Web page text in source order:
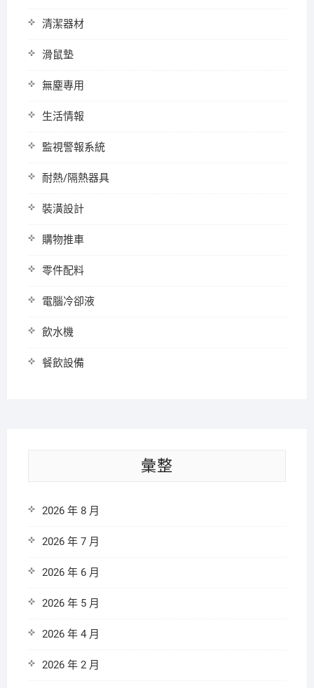
清潔器材
滑鼠墊
無塵專用
生活情報
監視警報系統
耐熱/隔熱器具
裝潢設計
購物推車
零件配料
電腦冷卻液
飲水機
餐飲設備
彙整
2026 年 8 月
2026 年 7 月
2026 年 6 月
2026 年 5 月
2026 年 4 月
2026 年 2 月